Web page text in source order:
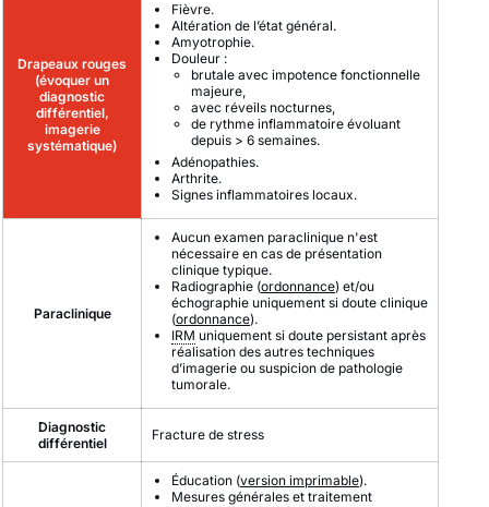
Drapeaux rouges
(évoquer un
diagnostic
différentiel,
imagerie
systématique)
Fièvre.
Altération de l’état général.
Amyotrophie.
Douleur :
brutale avec impotence fonctionnelle
majeure,
avec réveils nocturnes,
de rythme inflammatoire évoluant
depuis > 6 semaines.
Adénopathies.
Arthrite.
Signes inflammatoires locaux.
Paraclinique
Aucun examen paraclinique n'est
nécessaire en cas de présentation
clinique typique.
Radiographie (ordonnance) et/ou
échographie uniquement si doute clinique
(ordonnance).
IRM uniquement si doute persistant après
réalisation des autres techniques
d’imagerie ou suspicion de pathologie
tumorale.
Diagnostic
différentiel
Fracture de stress
Éducation (version imprimable).
Mesures générales et traitement